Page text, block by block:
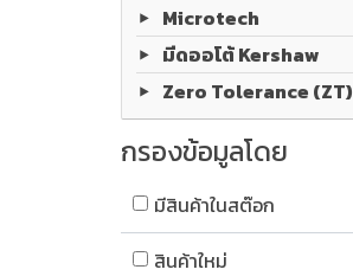
Microtech
มีดออโต้ Kershaw
Zero Tolerance (ZT)
กรองข้อมูลโดย
มีสินค้าในสต๊อก
สินค้าใหม่